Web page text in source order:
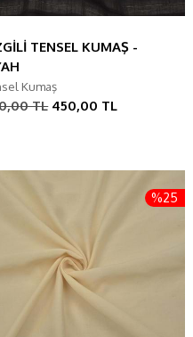
TENSEL KUMAŞ -
Kumaş
TL 450,00 TL
%25